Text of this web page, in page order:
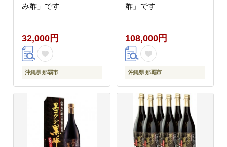
み酢」です
32,000円
沖縄県 那覇市
酢」です
108,000円
沖縄県 那覇市